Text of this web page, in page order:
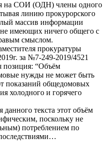
на СОИ (ОДН) члены одного
линию прокурорского
массив информации
не имеющих ничего общего с
смыслом.
прокуратуры
за №7-249-2019/4521
позиция: “Объём
нужды не может быть
показаний общедомовых
холодного и горячего
текста этот объём
поскольку не
потреблением по